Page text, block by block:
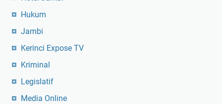
Hukum
Jambi
Kerinci Expose TV
Kriminal
Legislatif
Media Online